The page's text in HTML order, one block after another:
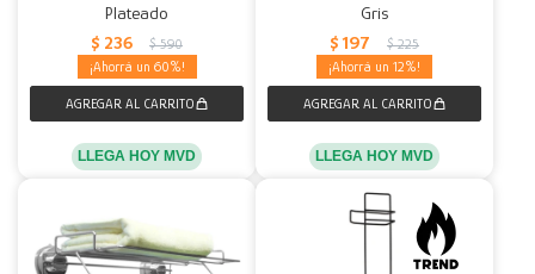
Plateado
$ 236 $ 590
60
LLEGA HOY MVD
Gris
$ 197 $ 225
12
LLEGA HOY MVD